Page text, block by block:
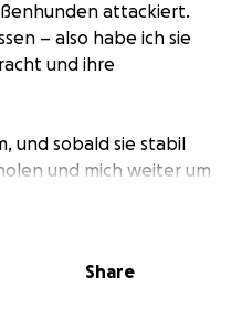
attackiert.
– also habe ich sie
und ihre
und sobald sie stabil
und mich weiter um
ich das finanziell kaum.
Share